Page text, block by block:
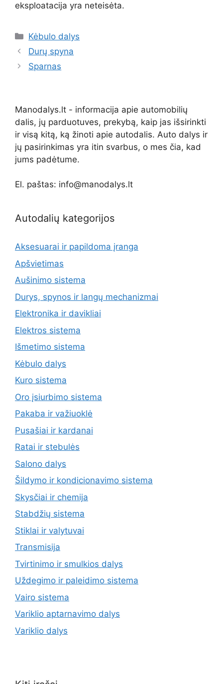
eksploatacija yra neteisėta.
Kategorijos
Kėbulo dalys
Durų spyna
Sparnas
Manodalys.lt - informacija apie automobilių
dalis, jų parduotuves, prekybą, kaip jas išsirinkti
ir visą kitą, ką žinoti apie autodalis. Auto dalys ir
jų pasirinkimas yra itin svarbus, o mes čia, kad
jums padėtume.
El. paštas: info@manodalys.lt
Autodalių kategorijos
Aksesuarai ir papildoma įranga
Apšvietimas
Aušinimo sistema
Durys, spynos ir langų mechanizmai
Elektronika ir davikliai
Elektros sistema
Išmetimo sistema
Kėbulo dalys
Kuro sistema
Oro įsiurbimo sistema
Pakaba ir važiuoklė
Pusašiai ir kardanai
Ratai ir stebulės
Salono dalys
Šildymo ir kondicionavimo sistema
Skysčiai ir chemija
Stabdžių sistema
Stiklai ir valytuvai
Transmisija
Tvirtinimo ir smulkios dalys
Uždegimo ir paleidimo sistema
Vairo sistema
Variklio aptarnavimo dalys
Variklio dalys